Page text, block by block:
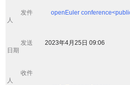
人
openEuler
日期
人